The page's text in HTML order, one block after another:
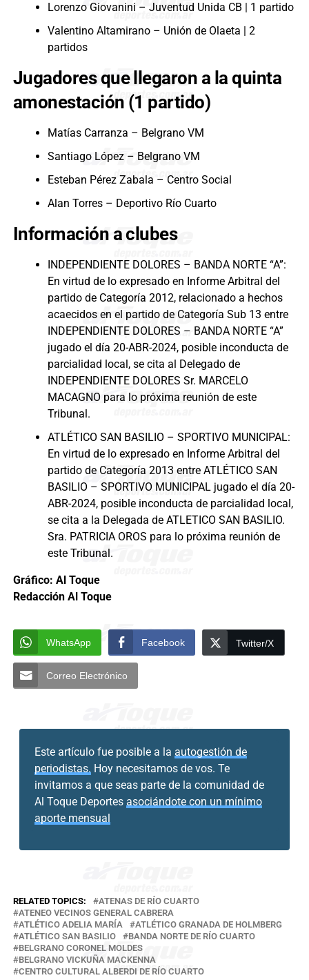
Lorenzo Giovanini – Juventud Unida CB | 1 partido
Valentino Altamirano – Unión de Olaeta | 2
partidos
Jugadores que llegaron a la quinta
amonestación (1 partido)
Matías Carranza – Belgrano VM
Santiago López – Belgrano VM
Esteban Pérez Zabala – Centro Social
Alan Torres – Deportivo Río Cuarto
Información a clubes
INDEPENDIENTE DOLORES – BANDA NORTE “A”:
En virtud de lo expresado en Informe Arbitral del
partido de Categoría 2012, relacionado a hechos
acaecidos en el partido de Categoría Sub 13 entre
INDEPENDIENTE DOLORES – BANDA NORTE “A”
jugado el día 20-ABR-2024, posible inconducta de
parcialidad local, se cita al Delegado de
INDEPENDIENTE DOLORES Sr. MARCELO
MACAGNO para lo próxima reunión de este
Tribunal.
ATLÉTICO SAN BASILIO – SPORTIVO MUNICIPAL:
En virtud de lo expresado en Informe Arbitral del
partido de Categoría 2013 entre ATLÉTICO SAN
BASILIO – SPORTIVO MUNICIPAL jugado el día 20-
ABR-2024, posible inconducta de parcialidad local,
se cita a la Delegada de ATLETICO SAN BASILIO.
Sra. PATRICIA OROS para lo próxima reunión de
este Tribunal.
Gráfico: Al Toque
Redacción Al Toque
WhatsApp Facebook Twitter/X
Correo Electrónico
Este artículo fue posible a la autogestión de
periodistas. Hoy necesitamos de vos. Te
invitamos a que seas parte de la comunidad de
Al Toque Deportes asociándote con un mínimo
aporte mensual
RELATED TOPICS:
ATENAS DE RÍO CUARTO
ATENEO VECINOS GENERAL CABRERA
ATLÉTICO ADELIA MARÍA
ATLÉTICO GRANADA DE HOLMBERG
ATLÉTICO SAN BASILIO
BANDA NORTE DE RÍO CUARTO
BELGRANO CORONEL MOLDES
BELGRANO VICKUÑA MACKENNA
CENTRO CULTURAL ALBERDI DE RÍO CUARTO